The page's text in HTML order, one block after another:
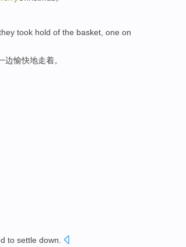
took hold of the basket , one on
边愉快地走着。
to settle down